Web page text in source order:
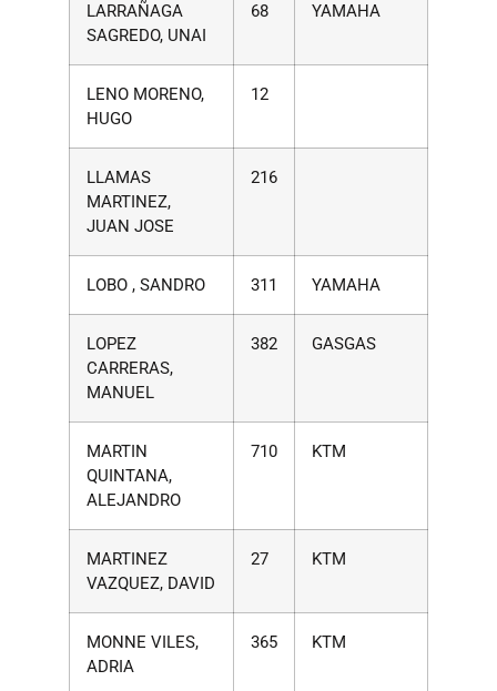
LARRAÑAGA
SAGREDO, UNAI
68 YAMAHA
LENO MORENO,
HUGO
12
LLAMAS
MARTINEZ,
JUAN JOSE
216
LOBO , SANDRO 311 YAMAHA
LOPEZ
CARRERAS,
MANUEL
382 GASGAS
MARTIN
QUINTANA,
ALEJANDRO
710 KTM
MARTINEZ
VAZQUEZ, DAVID
27 KTM
MONNE VILES,
ADRIA
365 KTM